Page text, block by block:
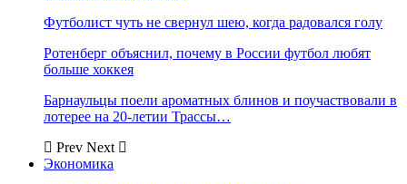
Футболист чуть не свернул шею, когда радовался голу
Ротенберг объяснил, почему в России футбол любят
больше хоккея
Барнаульцы поели ароматных блинов и поучаствовали в
лотерее на 20-летии Трассы…
Prev Next
Экономика